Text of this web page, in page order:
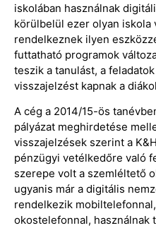
iskolában használnak
körülbelül ezer olyan iskola
rendelkeznek ilyen
futtatható programok
teszik a tanulást, a
visszajelzést kapnak a
A cég a 2014/15-ös
pályázat meghirdetése
visszajelzések szerint a
pénzügyi vetélkedőre való
szerepe volt a szemléltető
ugyanis már a digitális
rendelkezik
okostelefonnal, használnak